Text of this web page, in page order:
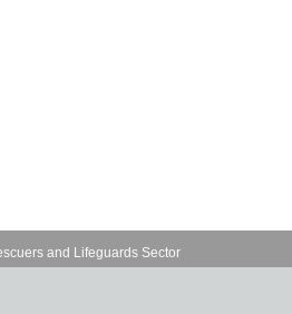
and Lifeguards Sector